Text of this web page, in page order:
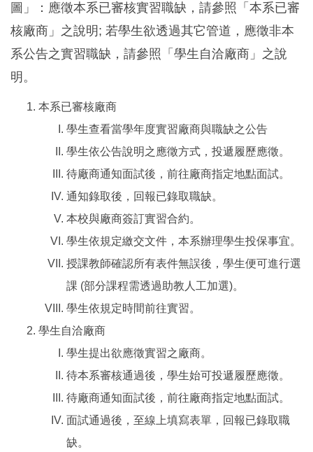
圖」：應徵本系已審核實習職缺，請參照「本系已審
核廠商」之說明; 若學生欲透過其它管道，應徵非本
系公告之實習職缺，請參照「學生自洽廠商」之說
明。
本系已審核廠商
學生查看當學年度實習廠商與職缺之公告
學生依公告說明之應徵方式，投遞履歷應徵。
待廠商通知面試後，前往廠商指定地點面試。
通知錄取後，回報已錄取職缺。
本校與廠商簽訂實習合約。
學生依規定繳交文件，本系辦理學生投保事宜。
授課教師確認所有表件無誤後，學生便可進行選
課 (部分課程需透過助教人工加選)。
學生依規定時間前往實習。
學生自洽廠商
學生提出欲應徵實習之廠商。
待本系審核通過後，學生始可投遞履歷應徵。
待廠商通知面試後，前往廠商指定地點面試。
面試通過後，至線上填寫表單，回報已錄取職
缺。